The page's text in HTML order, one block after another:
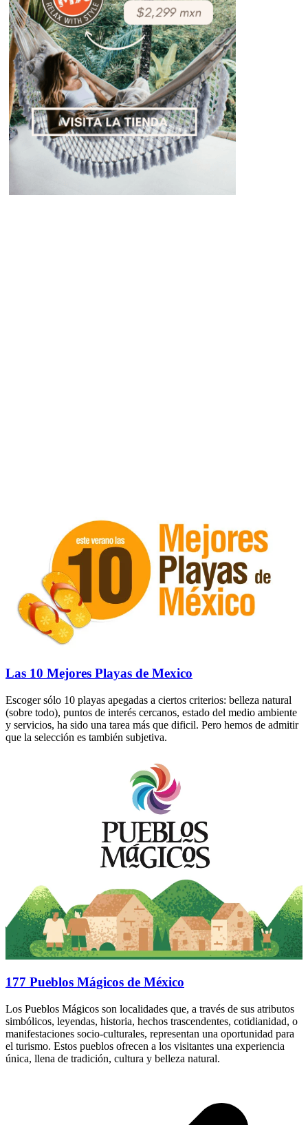
Las 10 Mejores Playas de Mexico
Escoger sólo 10 playas apegadas a ciertos criterios: belleza natural
(sobre todo), puntos de interés cercanos, estado del medio ambiente
y servicios, ha sido una tarea más que dificil. Pero hemos de admitir
que la selección es también subjetiva.
177 Pueblos Mágicos de México
Los Pueblos Mágicos son localidades que, a través de sus atributos
simbólicos, leyendas, historia, hechos trascendentes, cotidianidad, o
manifestaciones socio-culturales, representan una oportunidad para
el turismo. Estos pueblos ofrecen a los visitantes una experiencia
única, llena de tradición, cultura y belleza natural.